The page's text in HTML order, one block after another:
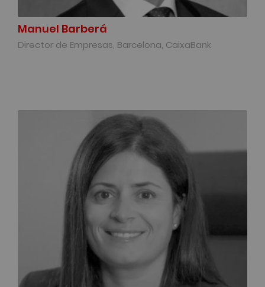
Manuel Barberá
Director de Empresas, Barcelona, CaixaBank